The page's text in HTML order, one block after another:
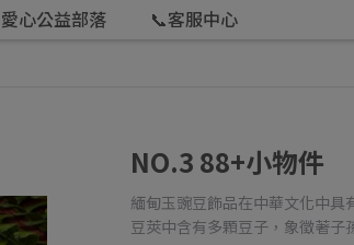
愛心公益部落
📞客服中心
NO.3 88+小物件
緬甸玉豌豆飾品在中華文化中具
豆莢中含有多顆豆子，象徵著